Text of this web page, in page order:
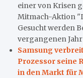
einer von Krisen
Mitmach-Aktion
Gesucht werden
vergangenen
Samsung
Prozessor seine
in den Markt für